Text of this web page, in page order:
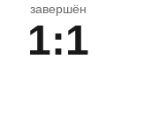
завершён
1:1